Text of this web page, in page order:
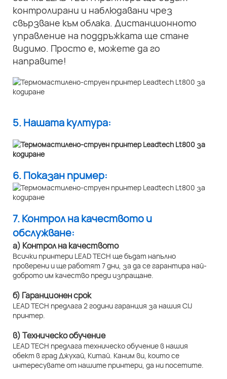
контролирани и наблюдавани чрез
свързване към облака. Дистанционното
управление на поддръжката ще стане
видимо. Просто е, можете да го
направите!
5. Нашата култура:
6. Показан пример:
7. Контрол на качеството и
обслужване:
а) Контрол на качеството
Всички принтери LEAD TECH ще бъдат напълно
проверени и ще работят 7 дни, за да се гарантира най-
доброто им качество преди изпращане.
б) Гаранционен срок
LEAD TECH предлага 2 години гаранция за нашия CIJ
принтер.
в) Техническо обучение
LEAD TECH предлага техническо обучение в нашия
обект в град Джухай, Китай. Каним ви, които се
интересувате от нашите принтери, да ни посетите.